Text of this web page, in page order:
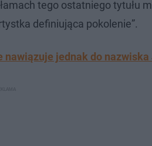
tego ostatniego tytułu
definiująca pokolenie”.
jednak do